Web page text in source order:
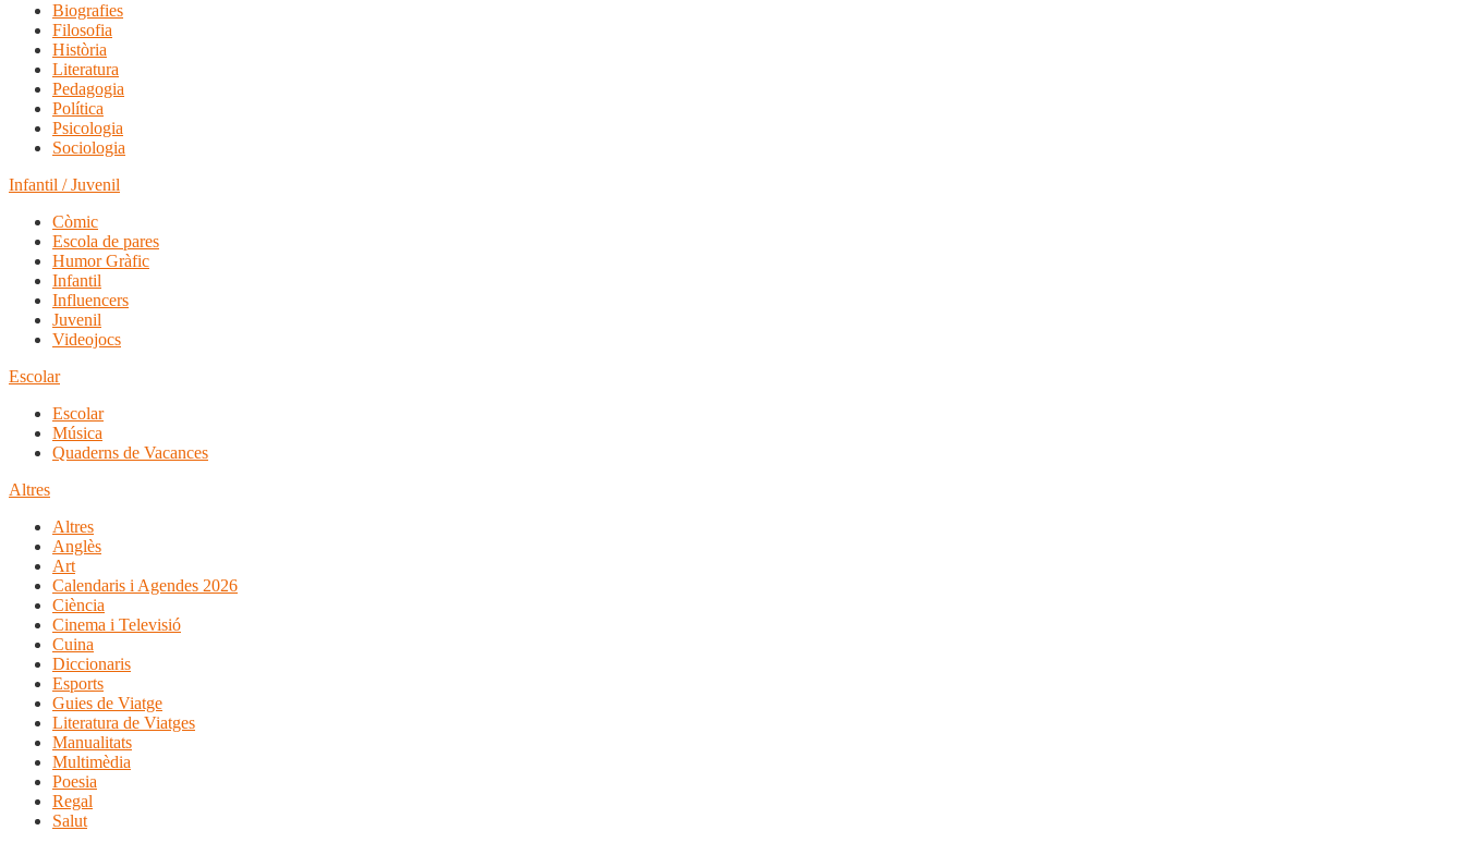
Biografies
Filosofia
Història
Literatura
Pedagogia
Política
Psicologia
Sociologia
Infantil / Juvenil
Còmic
Escola de pares
Humor Gràfic
Infantil
Influencers
Juvenil
Videojocs
Escolar
Escolar
Música
Quaderns de Vacances
Altres
Altres
Anglès
Art
Calendaris i Agendes 2026
Ciència
Cinema i Televisió
Cuina
Diccionaris
Esports
Guies de Viatge
Literatura de Viatges
Manualitats
Multimèdia
Poesia
Regal
Salut